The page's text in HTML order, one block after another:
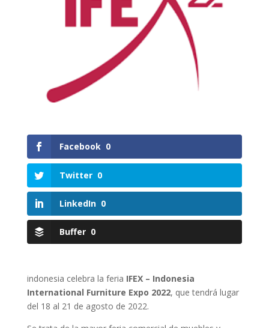
Facebook 0
Twitter 0
LinkedIn 0
Buffer 0
indonesia celebra la feria IFEX – Indonesia
International Furniture Expo 2022, que tendrá lugar
del 18 al 21 de agosto de 2022.